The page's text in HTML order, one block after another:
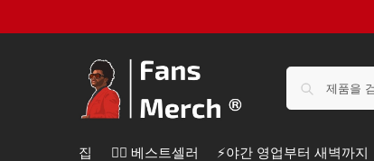
집 ❤️‍🔥 베스트셀러 ⚡️야간 영업부터 새벽까지